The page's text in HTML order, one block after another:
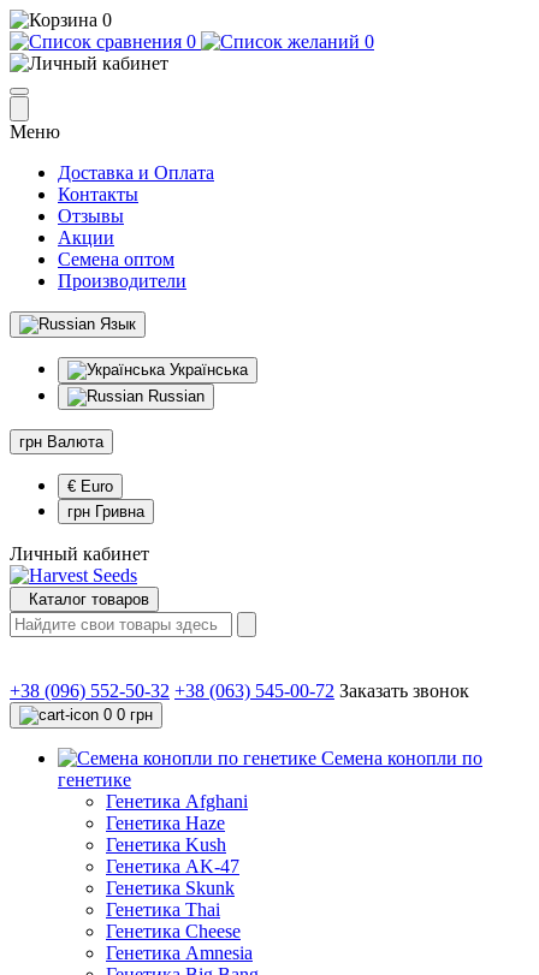
0
0
0
Меню
Доставка и Оплата
Контакты
Отзывы
Акции
Семена оптом
Производители
Язык
Українська
Russian
грн Валюта
€ Euro
грн Гривна
Личный кабинет
Каталог товаров
+38 (096) 552-50-32 +38 (063) 545-00-72 Заказать звонок
0 0 грн
Семена конопли по
генетике
Генетика Afghani
Генетика Haze
Генетика Kush
Генетика AK-47
Генетика Skunk
Генетика Thai
Генетика Cheese
Генетика Amnesia